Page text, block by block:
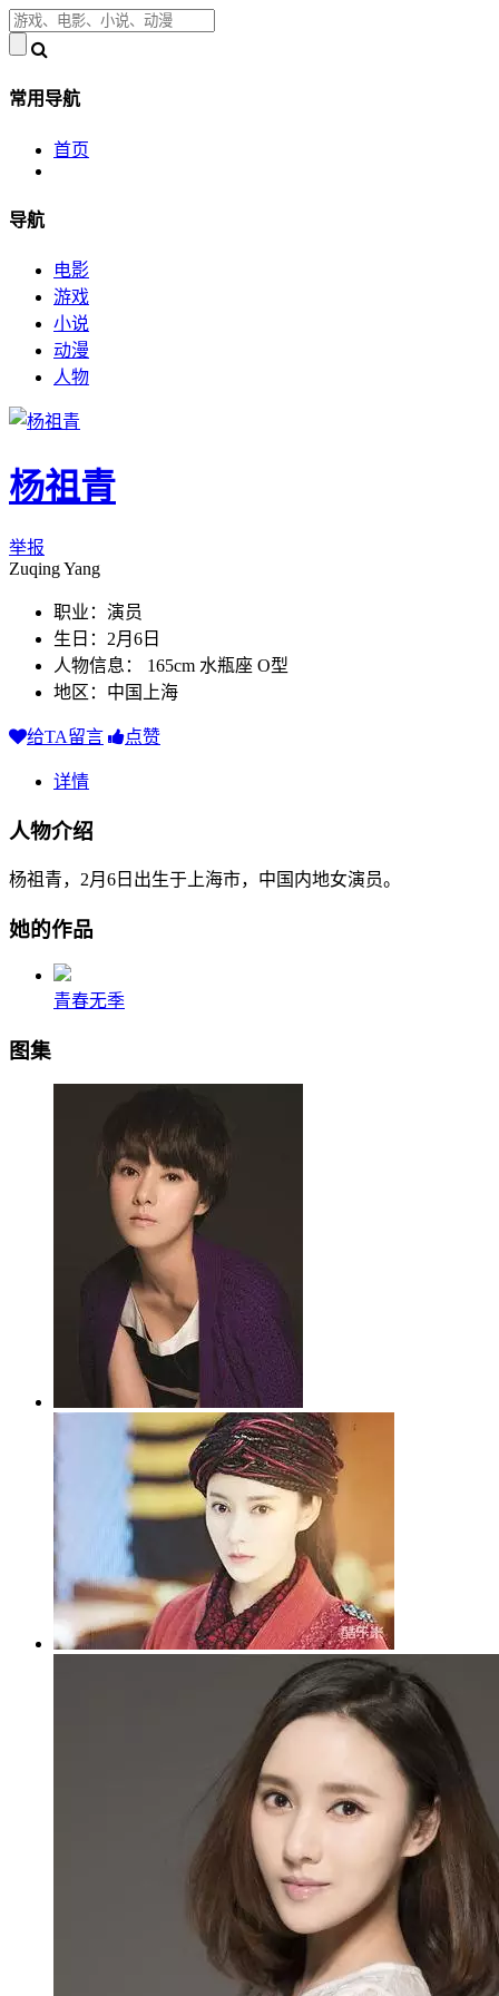
常用导航
首页
导航
电影
游戏
小说
动漫
人物
杨祖青
举报
Zuqing Yang
职业：演员
生日：2月6日
人物信息： 165cm 水瓶座 O型
地区：中国上海
给TA留言 点赞
详情
人物介绍
杨祖青，2月6日出生于上海市，中国内地女演员。
她的作品
青春无季
图集